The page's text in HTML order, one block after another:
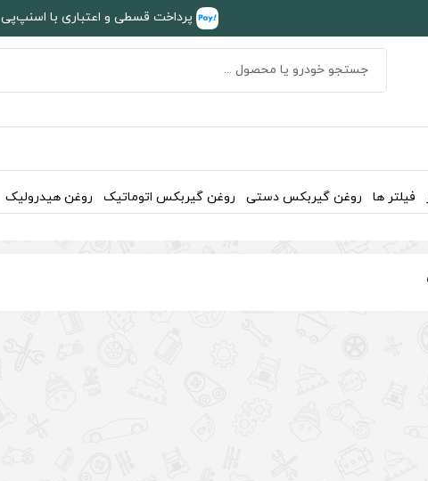
پرداخت قسطی و اعتباری با اسنپ‌پی
فیلتر ها روغن گیربکس دستی روغن گیربکس اتوماتیک روغن هیدرولیک